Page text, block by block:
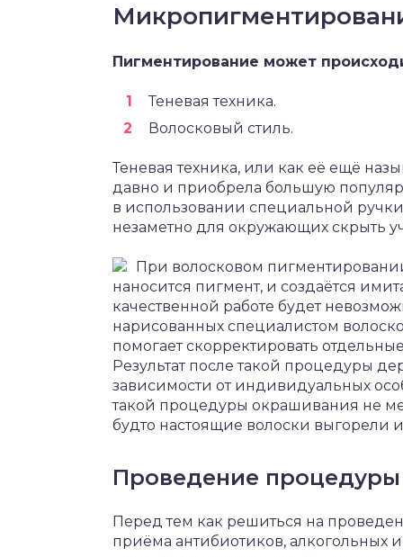
Пигментирование может
Теневая техника.
Волосковый стиль.
Теневая техника, или как её ещё
давно и приобрела большую
в использовании специальной
незаметно для окружающих скрыть
При волосковом
наносится пигмент, и создаётся
качественной работе будет
нарисованных специалистом
помогает скорректировать
Результат после такой процедуры
зависимости от индивидуальных
такой процедуры окрашивания не
будто настоящие волоски выгорели
Проведение процедуры
Перед тем как решиться на
приёма антибиотиков, алкогольных